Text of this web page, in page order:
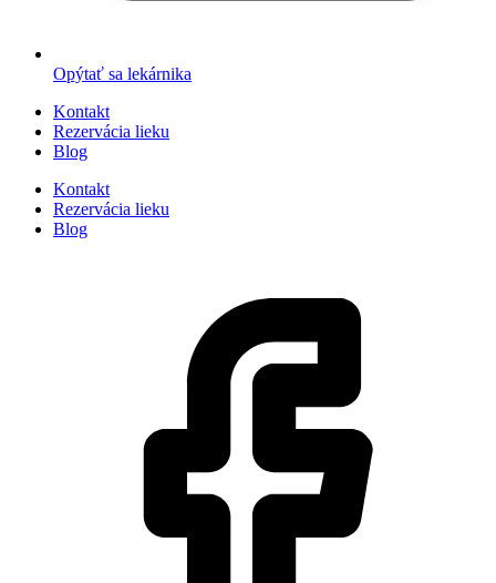
Opýtať sa lekárnika
Kontakt
Rezervácia lieku
Blog
Kontakt
Rezervácia lieku
Blog